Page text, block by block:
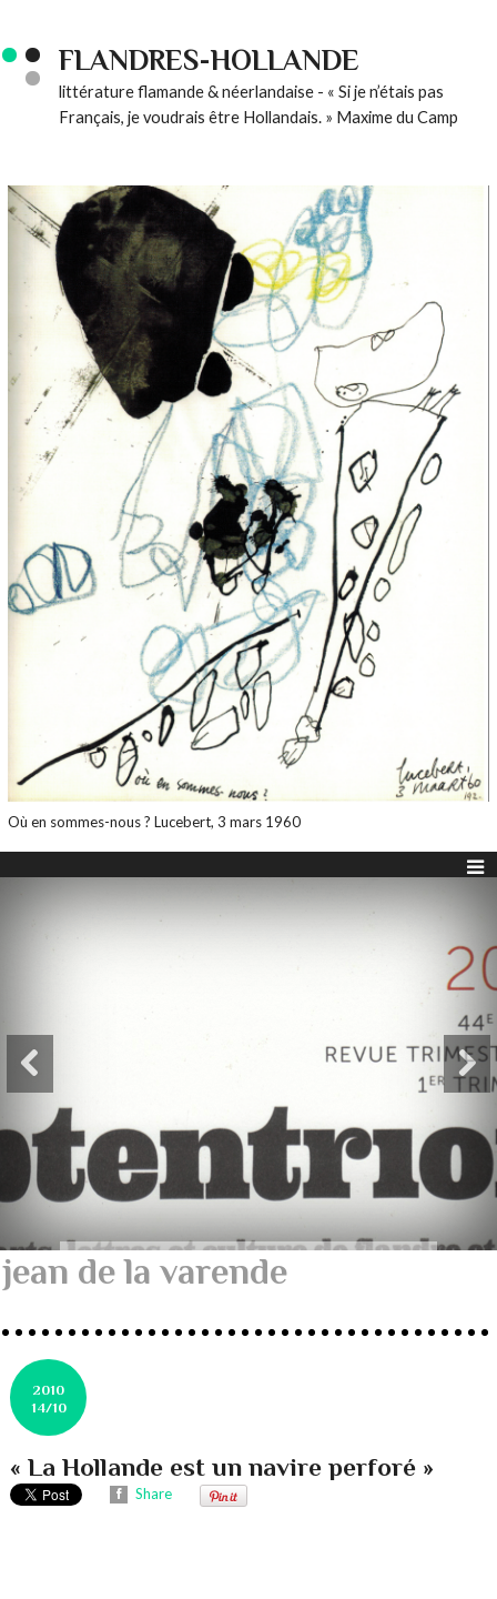
FLANDRES-HOLLANDE
littérature flamande & néerlandaise - « Si je n’étais pas
Français, je voudrais être Hollandais. » Maxime du Camp
Où en sommes-nous ? Lucebert, 3 mars 1960
jean de la varende
2010
14/10
« La Hollande est un navire perforé »
Share